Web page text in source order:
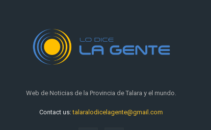
Web de Noticias de la Provincia de Talara y el mundo.
Contact us:talaralodicelagente@gmail.com